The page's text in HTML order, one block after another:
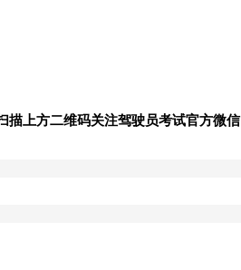
描上方二维码关注驾驶员考试官方微信